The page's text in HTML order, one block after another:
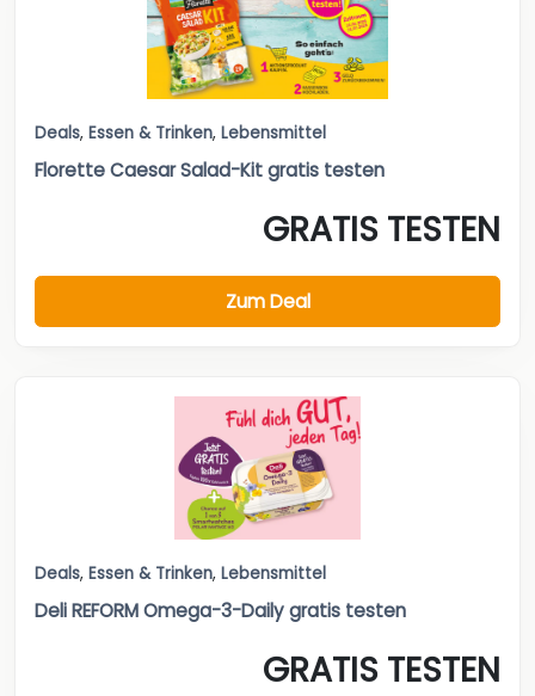
Deals, Essen & Trinken, Lebensmittel
Florette Caesar Salad-Kit gratis testen
GRATIS TESTEN
Zum Deal
Deals, Essen & Trinken, Lebensmittel
Deli REFORM Omega-3-Daily gratis testen
GRATIS TESTEN